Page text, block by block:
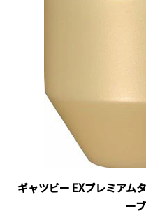
ギャツビー EXプレミアム
ー